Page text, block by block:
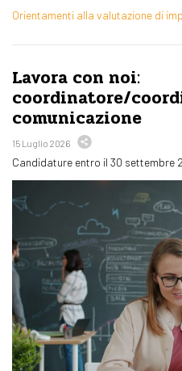
Orientamenti alla valutazione di
Lavora con noi:
coordinatore/
comunicazione
15 Luglio 2026
Candidature entro il 30 settembre